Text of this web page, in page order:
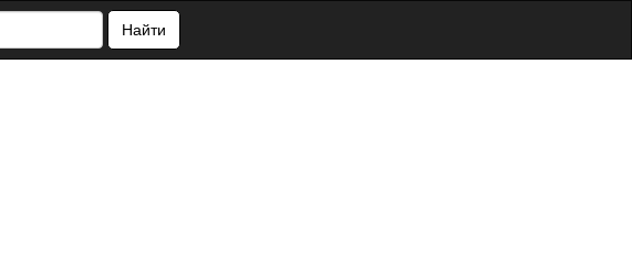
Найти